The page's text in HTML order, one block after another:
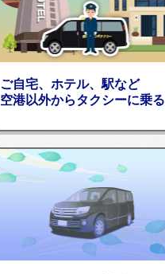
ご自宅、ホテル、駅など
空港以外からタクシーに乗る